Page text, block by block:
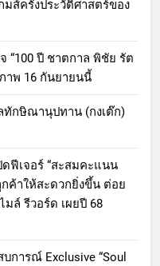
กมส์ครั้งประวัติศาสตร์ของ
“100 ปี ชาตกาล พิชัย รัต
าพ 16 กันยายนนี้
ทักษิณานุปทาน (กงเต๊ก)
ดฟีเจอร์ “สะสมคะแนน
ค้าให้สะดวกยิ่งขึ้น ต่อย
มล์ รีวอร์ด เผยปี 68
ารณ์ Exclusive “Soul